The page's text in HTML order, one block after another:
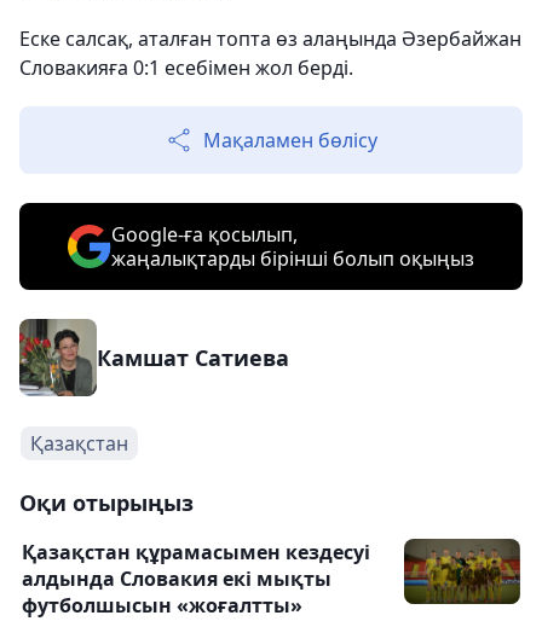
Еске салсақ, аталған топта өз алаңында Әзербайжан
Словакияға 0:1 есебімен жол берді.
Мақаламен бөлісу
Google-ға қосылып,
жаңалықтарды бірінші болып оқыңыз
Камшат Сатиева
Қазақстан
Оқи отырыңыз
Қазақстан құрамасымен кездесуі
алдында Словакия екі мықты
футболшысын «жоғалтты»